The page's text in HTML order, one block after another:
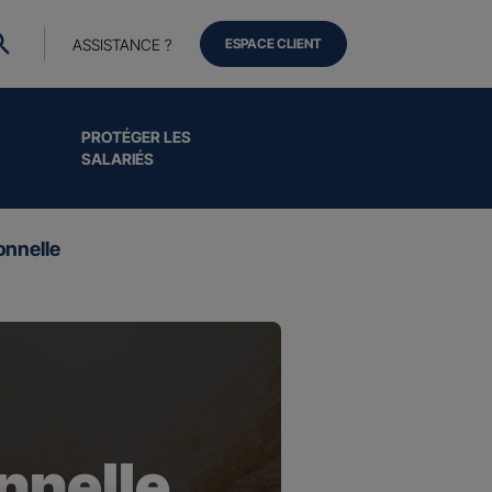
PROTÉGER LES
SALARIÉS
ASSISTANCE ? ESPACE CLIENT